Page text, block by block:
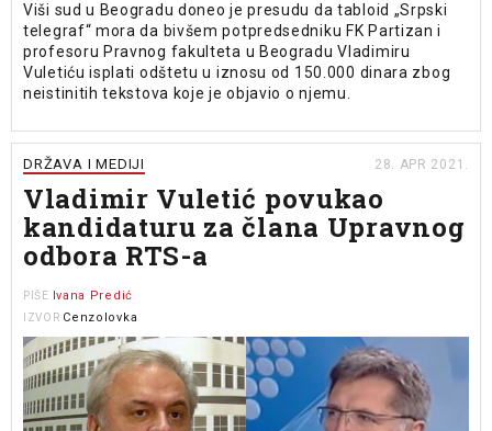
Viši sud u Beogradu doneo je presudu da tabloid „Srpski
telegraf“ mora da bivšem potpredsedniku FK Partizan i
profesoru Pravnog fakulteta u Beogradu Vladimiru
Vuletiću isplati odštetu u iznosu od 150.000 dinara zbog
neistinitih tekstova koje je objavio o njemu.
DRŽAVA I MEDIJI 28. APR 2021.
Vladimir Vuletić povukao
kandidaturu za člana Upravnog
odbora RTS-a
PIŠE Ivana Predić
IZVOR Cenzolovka